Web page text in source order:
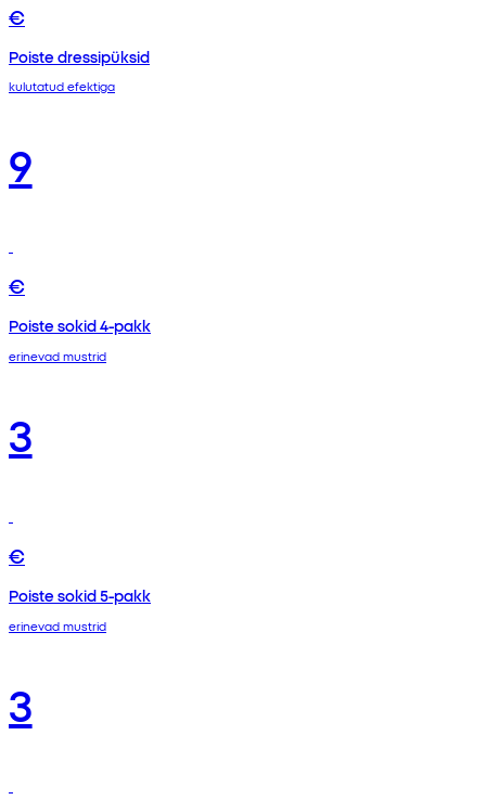
€
Poiste dressipüksid
kulutatud efektiga
9
€
Poiste sokid 4-pakk
erinevad mustrid
3
€
Poiste sokid 5-pakk
erinevad mustrid
3